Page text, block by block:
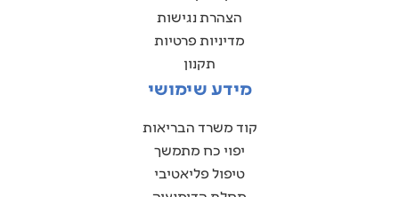
הצהרת נגישות
מדיניות פרטיות
תקנון
מידע שימושי
קוד משרד הבריאות
יפוי כח מתמשך
טיפול פליאטיבי